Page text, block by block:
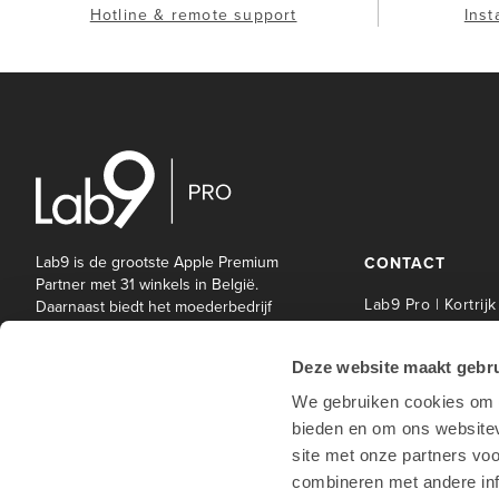
Deze website maakt
We gebruiken cookies
bieden en om ons
site met onze partners
combineren met andere
Hotline & remote support
Lab9 is de grootste Apple Premium
Partner met 31 winkels in België.
Daarnaast biedt het moederbedrijf
CONTACT
Lab9 Pro | Kortrijk
| Kortrijk
Lab9 Pro |
Lab9 Pro | Waterloo
Lab9 winkels